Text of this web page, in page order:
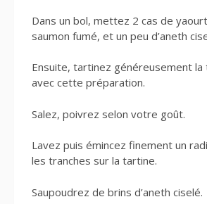
Dans un bol, mettez 2 cas de
saumon fumé, et un peu d’aneth
Ensuite, tartinez généreusement la
avec cette préparation.
Salez, poivrez selon votre goût.
Lavez puis émincez finement un
les tranches sur la tartine.
Saupoudrez de brins d’aneth ciselé.